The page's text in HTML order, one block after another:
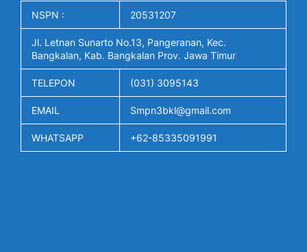
NSPN : 20531207
Jl. Letnan Sunarto No.13, Pangeranan, Kec.
Bangkalan, Kab. Bangkalan Prov. Jawa Timur
TELEPON (031) 3095143
EMAIL Smpn3bkl@gmail.com
WHATSAPP +62-85335091991